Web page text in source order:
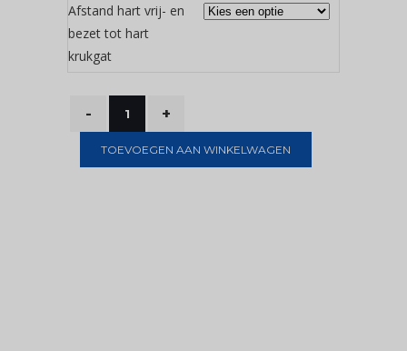
Afstand hart vrij- en
bezet tot hart
krukgat
TOEVOEGEN AAN WINKELWAGEN